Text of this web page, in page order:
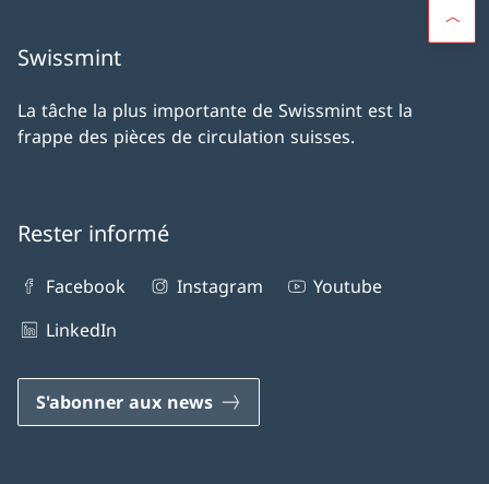
Swissmint
La tâche la plus importante de Swissmint est la
frappe des pièces de circulation suisses.
Rester informé
Facebook Instagram
Youtube
LinkedIn
S'abonner aux news